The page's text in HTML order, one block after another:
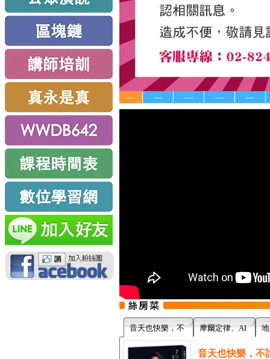
— — — — —
音天也快樂，不 摩爾定律、AI
音天也快樂，不